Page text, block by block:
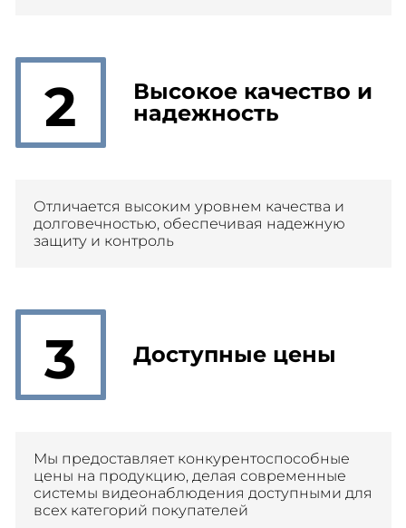
2
Высокое качество и
надежность
Отличается высоким уровнем качества и
долговечностью, обеспечивая надежную
защиту и контроль
3 Доступные цены
Мы предоставляет конкурентоспособные
цены на продукцию, делая современные
системы видеонаблюдения доступными для
всех категорий покупателей